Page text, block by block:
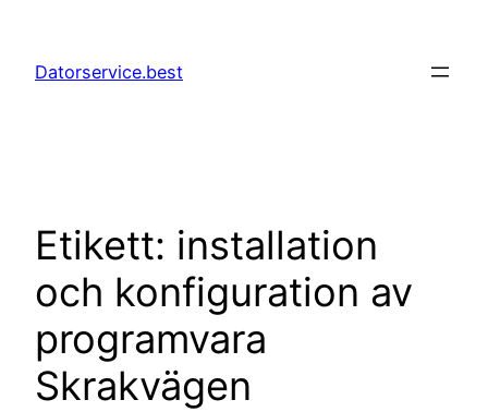
innehåll
Datorservice.best
Etikett: installation
och konfiguration av
programvara
Skrakvägen